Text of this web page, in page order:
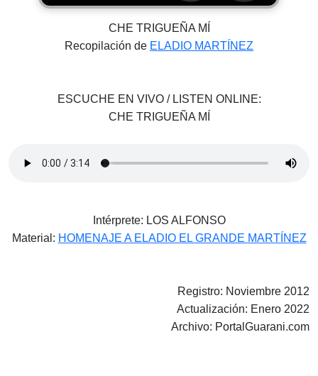
CHE TRIGUEÑA MÍ
Recopilación de ELADIO MARTÍNEZ
ESCUCHE EN VIVO / LISTEN ONLINE:
CHE TRIGUEÑA MÍ
Intérprete: LOS ALFONSO
Material: HOMENAJE A ELADIO EL GRANDE MARTÍNEZ
Registro: Noviembre 2012
Actualización: Enero 2022
Archivo: PortalGuarani.com